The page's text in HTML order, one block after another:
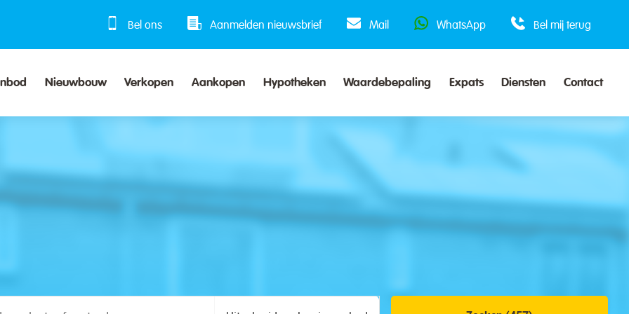
Bel ons Aanmelden nieuwsbrief Mail WhatsApp Bel mij terug
Nieuwbouw Verkopen Aankopen Hypotheken Waardebepaling Expats Diensten Contact